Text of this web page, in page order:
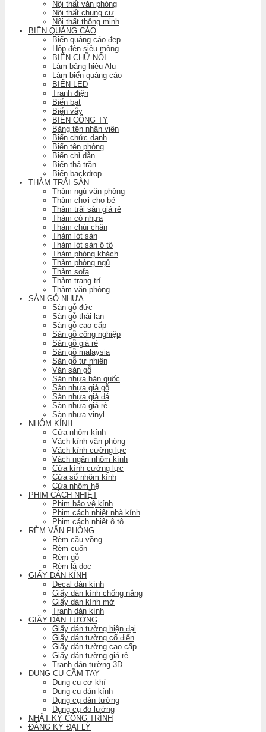
Nội thất văn phòng
Nội thất chung cư
Nội thất thông minh
BIỂN QUẢNG CÁO
Biển quảng cáo đẹp
Hộp đèn siêu mỏng
BIỂN CHỮ NỔI
Làm bảng hiệu Alu
Làm biển quảng cáo
BIỂN LED
Tranh điện
Biển bạt
Biển vẫy
BIỂN CÔNG TY
Bảng tên nhân viên
Biển chức danh
Biển tên phòng
Biển chỉ dẫn
Biển thả trần
Biển backdrop
THẢM TRẢI SÀN
Thảm ngủ văn phòng
Thảm chơi cho bé
Thảm trải sàn giá rẻ
Thảm cỏ nhựa
Thảm chùi chân
Thảm lót sàn
Thảm lót sàn ô tô
Thảm phòng khách
Thảm phòng ngủ
Thảm sofa
Thảm trang trí
Thảm văn phòng
SÀN GỖ NHỰA
Sàn gỗ đức
Sàn gỗ thái lan
Sàn gỗ cao cấp
Sàn gỗ công nghiệp
Sàn gỗ giá rẻ
Sàn gỗ malaysia
Sàn gỗ tự nhiên
Ván sàn gỗ
Sàn nhựa hàn quốc
Sàn nhựa giả gỗ
Sàn nhựa giả đá
Sàn nhựa giá rẻ
Sàn nhựa vinyl
NHÔM KÍNH
Cửa nhôm kính
Vách kính văn phòng
Vách kính cường lực
Vách ngăn nhôm kính
Cửa kính cường lực
Cửa sổ nhôm kính
Cửa nhôm hệ
PHIM CÁCH NHIỆT
Phim bảo vệ kính
Phim cách nhiệt nhà kính
Phim cách nhiệt ô tô
RÈM VĂN PHÒNG
Rèm cầu vồng
Rèm cuốn
Rèm gỗ
Rèm lá dọc
GIẤY DÁN KÍNH
Decal dán kính
Giấy dán kính chống nắng
Giấy dán kính mờ
Tranh dán kính
GIẤY DÁN TƯỜNG
Giấy dán tường hiện đại
Giấy dán tường cổ điển
Giấy dán tường cao cấp
Giấy dán tường giá rẻ
Tranh dán tường 3D
DỤNG CỤ CẦM TAY
Dụng cụ cơ khí
Dụng cụ dán kính
Dụng cụ dán tường
Dụng cụ đo lường
NHẬT KÝ CÔNG TRÌNH
ĐĂNG KÝ ĐẠI LÝ